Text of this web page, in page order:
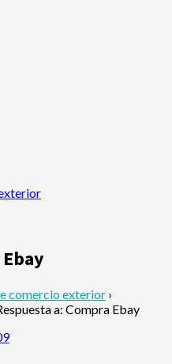
comercio exterior ›
a: Compra Ebay